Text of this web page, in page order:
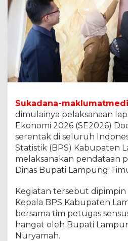
2
6
D
o
o
r
o
D
r
,
I
n
i
e
s
n
n
a
B
Sukadana-
dimulainya pelaksanaan
Ekonomi 2026 (SE2026)
serentak di seluruh
Statistik (BPS) Kabupaten
melaksanakan pendataan
Dinas Bupati Lampung
Kegiatan tersebut
Kepala BPS Kabupaten
bersama tim petugas
hangat oleh Bupati
Nuryamah.